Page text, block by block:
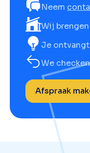
Neem
Wij
Je ontvangt
We
Afspraak